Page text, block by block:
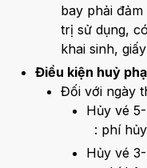
bay phải
trị sử dụng,
khai sinh,
Điều kiện huỷ
Đối với ngày
Hủy vé
: phí
Hủy vé